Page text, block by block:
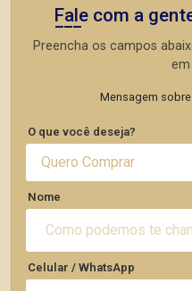
Fale com a
Preencha os campos
em
Mensagem sobre
O que você deseja?
Quero Comprar
Nome
Celular / WhatsApp